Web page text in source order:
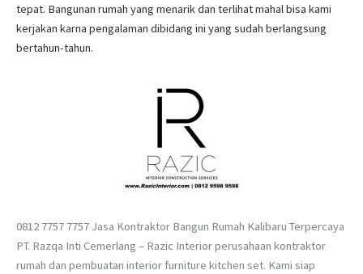
p
tepat. Bangunan rumah yang menarik dan terlihat mahal bisa kami
kerjakan karna pengalaman dibidang ini yang sudah berlangsung
bertahun-tahun.
0812 7757 7757 Jasa Kontraktor Bangun Rumah Kalibaru Terpercaya
PT. Razqa Inti Cemerlang – Razic Interior perusahaan kontraktor
rumah dan pembuatan interior furniture kitchen set. Kami siap